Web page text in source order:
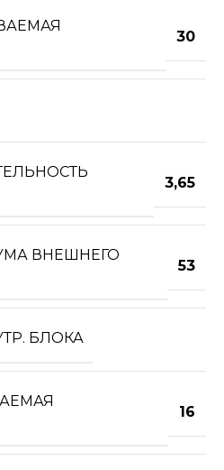
30
3,65
ВНЕШНЕГО
53
БЛОКА
16